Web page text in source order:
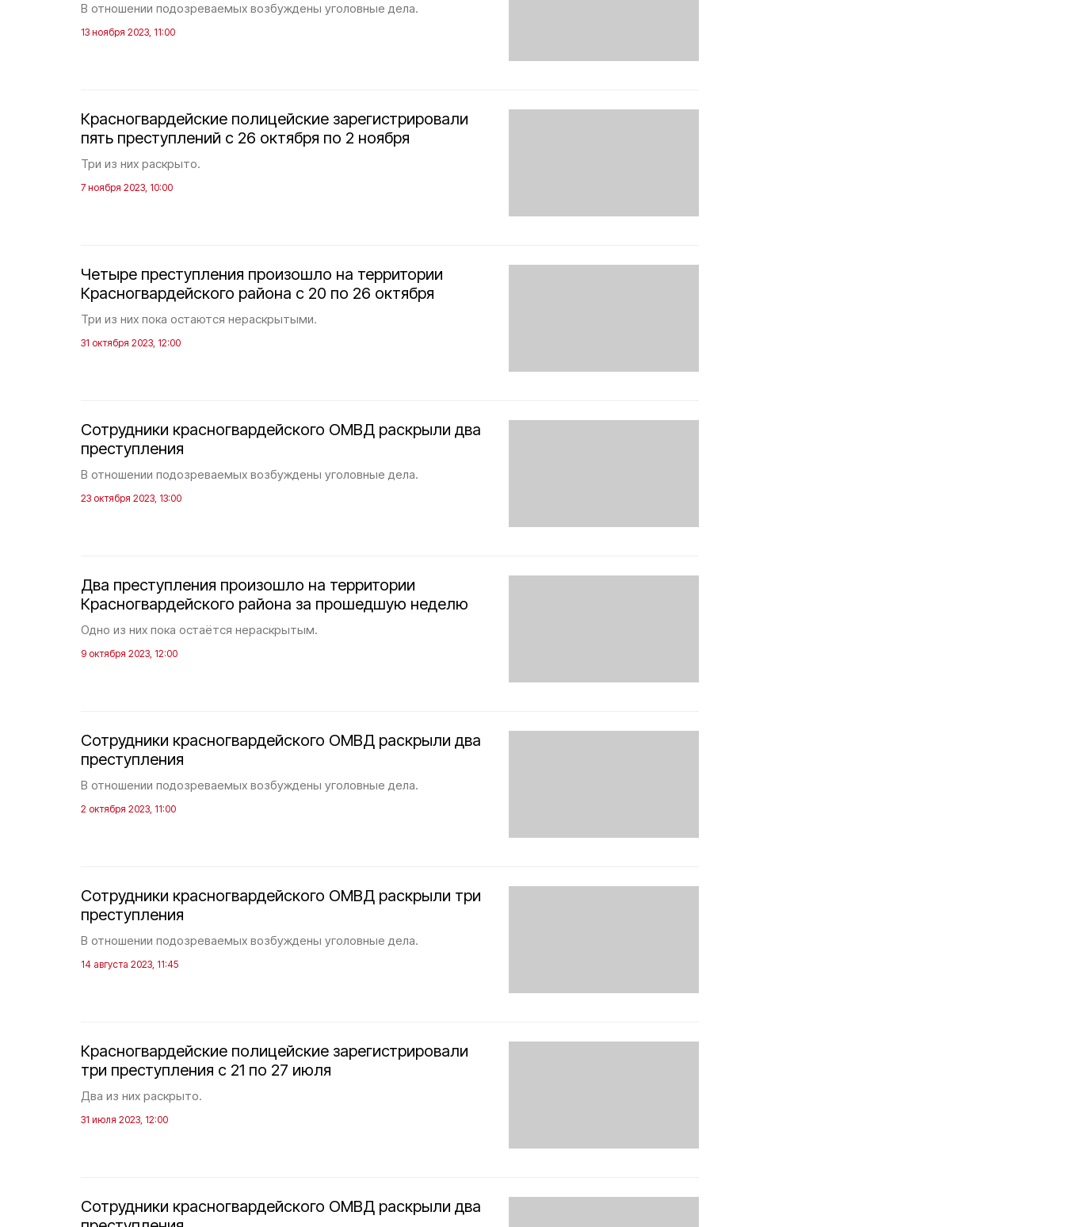
В отношении подозреваемых возбуждены уголовные дела.
13 ноября 2023, 11:00
Красногвардейские полицейские зарегистрировали
пять преступлений с 26 октября по 2 ноября
Три из них раскрыто.
7 ноября 2023, 10:00
Четыре преступления произошло на территории
Красногвардейского района с 20 по 26 октября
Три из них пока остаются нераскрытыми.
31 октября 2023, 12:00
Сотрудники красногвардейского ОМВД раскрыли два
преступления
В отношении подозреваемых возбуждены уголовные дела.
23 октября 2023, 13:00
Два преступления произошло на территории
Красногвардейского района за прошедшую неделю
Одно из них пока остаётся нераскрытым.
9 октября 2023, 12:00
Сотрудники красногвардейского ОМВД раскрыли два
преступления
В отношении подозреваемых возбуждены уголовные дела.
2 октября 2023, 11:00
Сотрудники красногвардейского ОМВД раскрыли три
преступления
В отношении подозреваемых возбуждены уголовные дела.
14 августа 2023, 11:45
Красногвардейские полицейские зарегистрировали
три преступления с 21 по 27 июля
Два из них раскрыто.
31 июля 2023, 12:00
Сотрудники красногвардейского ОМВД раскрыли два